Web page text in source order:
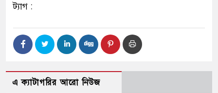
ট্যাগ :
এ ক্যাটাগরির আরো নিউজ